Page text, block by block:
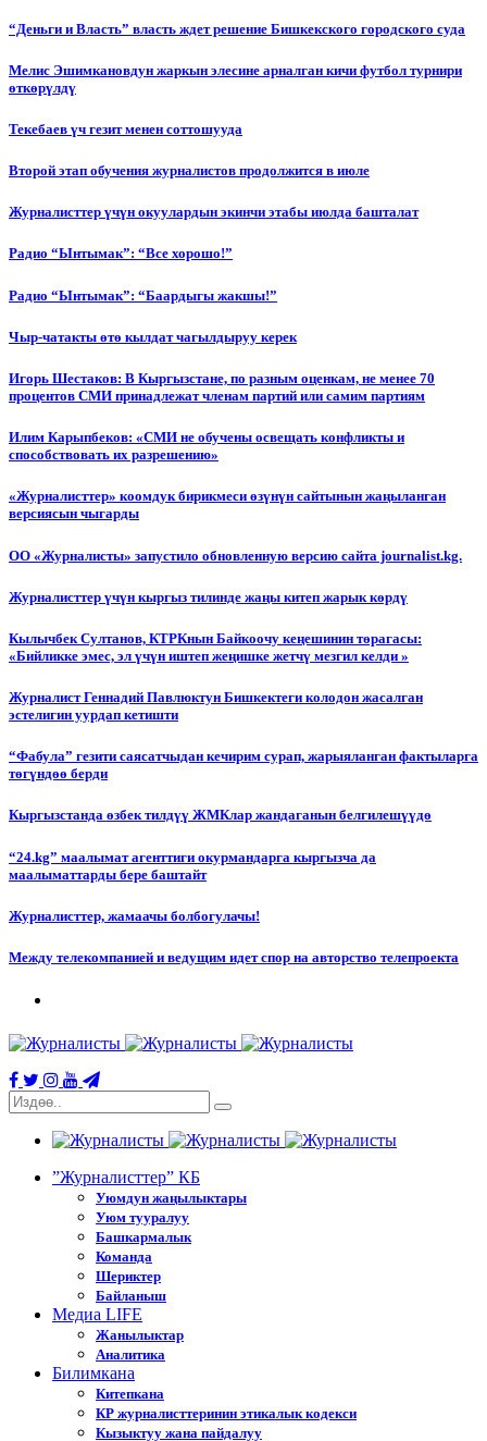
“Деньги и Власть” власть ждет решение Бишкекского городского суда
Мелис Эшимкановдун жаркын элесине арналган кичи футбол турнири
өткөрүлдү
Текебаев үч гезит менен соттошууда
Второй этап обучения журналистов продолжится в июле
Журналисттер үчүн окуулардын экинчи этабы июлда башталат
Радио “Ынтымак”: “Все хорошо!”
Радио “Ынтымак”: “Баардыгы жакшы!”
Чыр-чатакты өтө кылдат чагылдыруу керек
Игорь Шестаков: В Кыргызстане, по разным оценкам, не менее 70
процентов СМИ принадлежат членам партий или самим партиям
Илим Карыпбеков: «СМИ не обучены освещать конфликты и
способствовать их разрешению»
«Журналисттер» коомдук бирикмеси өзүнүн сайтынын жаңыланган
версиясын чыгарды
ОО «Журналисты» запустило обновленную версию сайта journalist.kg.
Журналисттер үчүн кыргыз тилинде жаңы китеп жарык көрдү
Кылычбек Султанов, КТРКнын Байкоочу кеңешинин төрагасы:
«Бийликке эмес, эл үчүн иштеп жеңишке жетчү мезгил келди »
Журналист Геннадий Павлюктун Бишкектеги колодон жасалган
эстелигин уурдап кетишти
“Фабула” гезити саясатчыдан кечирим сурап, жарыяланган фактыларга
төгүндөө берди
Кыргызстанда өзбек тилдүү ЖМКлар жандаганын белгилешүүдө
“24.kg” маалымат агенттиги окурмандарга кыргызча да
маалыматтарды бере баштайт
Журналисттер, жамаачы болбогулачы!
Между телекомпанией и ведущим идет спор на авторство телепроекта
”Журналисттер” КБ
Уюмдун жаңылыктары
Уюм тууралуу
Башкармалык
Команда
Шериктер
Байланыш
Медиа LIFE
Жанылыктар
Аналитика
Билимкана
Китепкана
КР журналисттеринин этикалык кодекси
Кызыктуу жана пайдалуу